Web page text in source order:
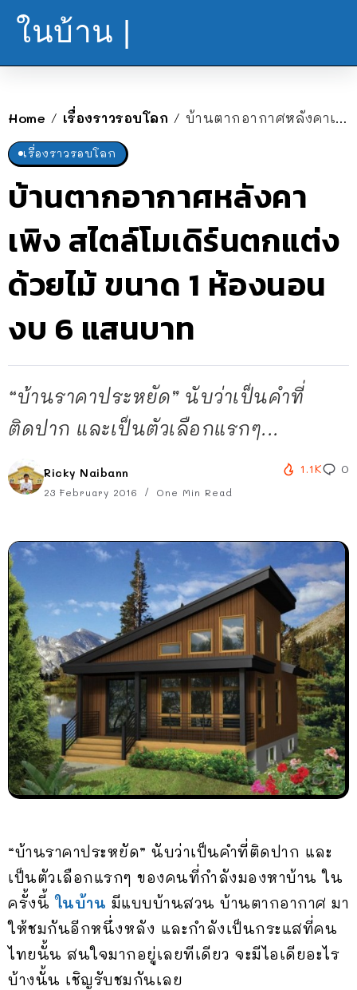
ในบ้าน |
Home / เรื่องราวรอบโลก / บ้านตากอากาศหลังคาเพิง สไตล์โมเดิร์นตกแต่งด้วยไม้ ขนาด 1 ห้องนอน งบ 6 แสนบาท
เรื่องราวรอบโลก
บ้านตากอากาศหลังคา
เพิง สไตล์โมเดิร์นตกแต่ง
ด้วยไม้ ขนาด 1 ห้องนอน
งบ 6 แสนบาท
“บ้านราคาประหยัด” นับว่าเป็นคำที่
ติดปาก และเป็นตัวเลือกแรกๆ...
Ricky Naibann
23 February 2016 One Min Read
1.1K 0
“บ้านราคาประหยัด” นับว่าเป็นคำที่ติดปาก และ
เป็นตัวเลือกแรกๆ ของคนที่กำลังมองหาบ้าน ใน
ครั้งนี้ในบ้าน มีแบบบ้านสวน บ้านตากอากาศ มา
ให้ชมกันอีกหนึ่งหลัง และกำลังเป็นกระแสที่คน
ไทยนั้น สนใจมากอยู่เลยทีเดียว จะมีไอเดียอะไร
บ้างนั้น เชิญรับชมกันเลย